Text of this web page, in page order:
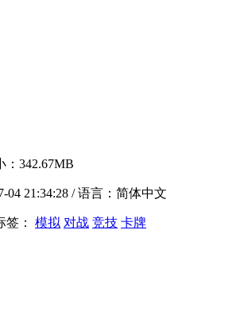
：342.67MB
04 21:34:28 / 语言：简体中文
签： 模拟 对战 竞技 卡牌